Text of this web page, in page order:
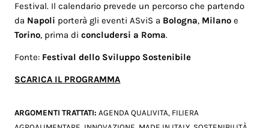
Festival. Il calendario prevede un percorso che partendo
da Napoli porterà gli eventi ASviS a Bologna, Milano e
Torino, prima diconcludersi a Roma.
Fonte: Festival dello Sviluppo Sostenibile
SCARICA IL PROGRAMMA
ARGOMENTI TRATTATI:AGENDA QUALIVITA, FILIERA